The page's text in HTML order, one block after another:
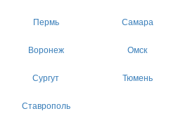
Пермь Самара
Воронеж Омск
Сургут Тюмень
Ставрополь